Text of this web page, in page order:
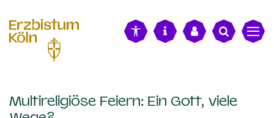
Multireligiöse Feiern: Ein Gott, viele